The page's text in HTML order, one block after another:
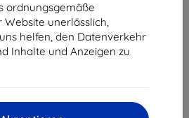
ordnungsgemäße
Website unerlässlich,
helfen, den Datenverkehr
Inhalte und Anzeigen zu